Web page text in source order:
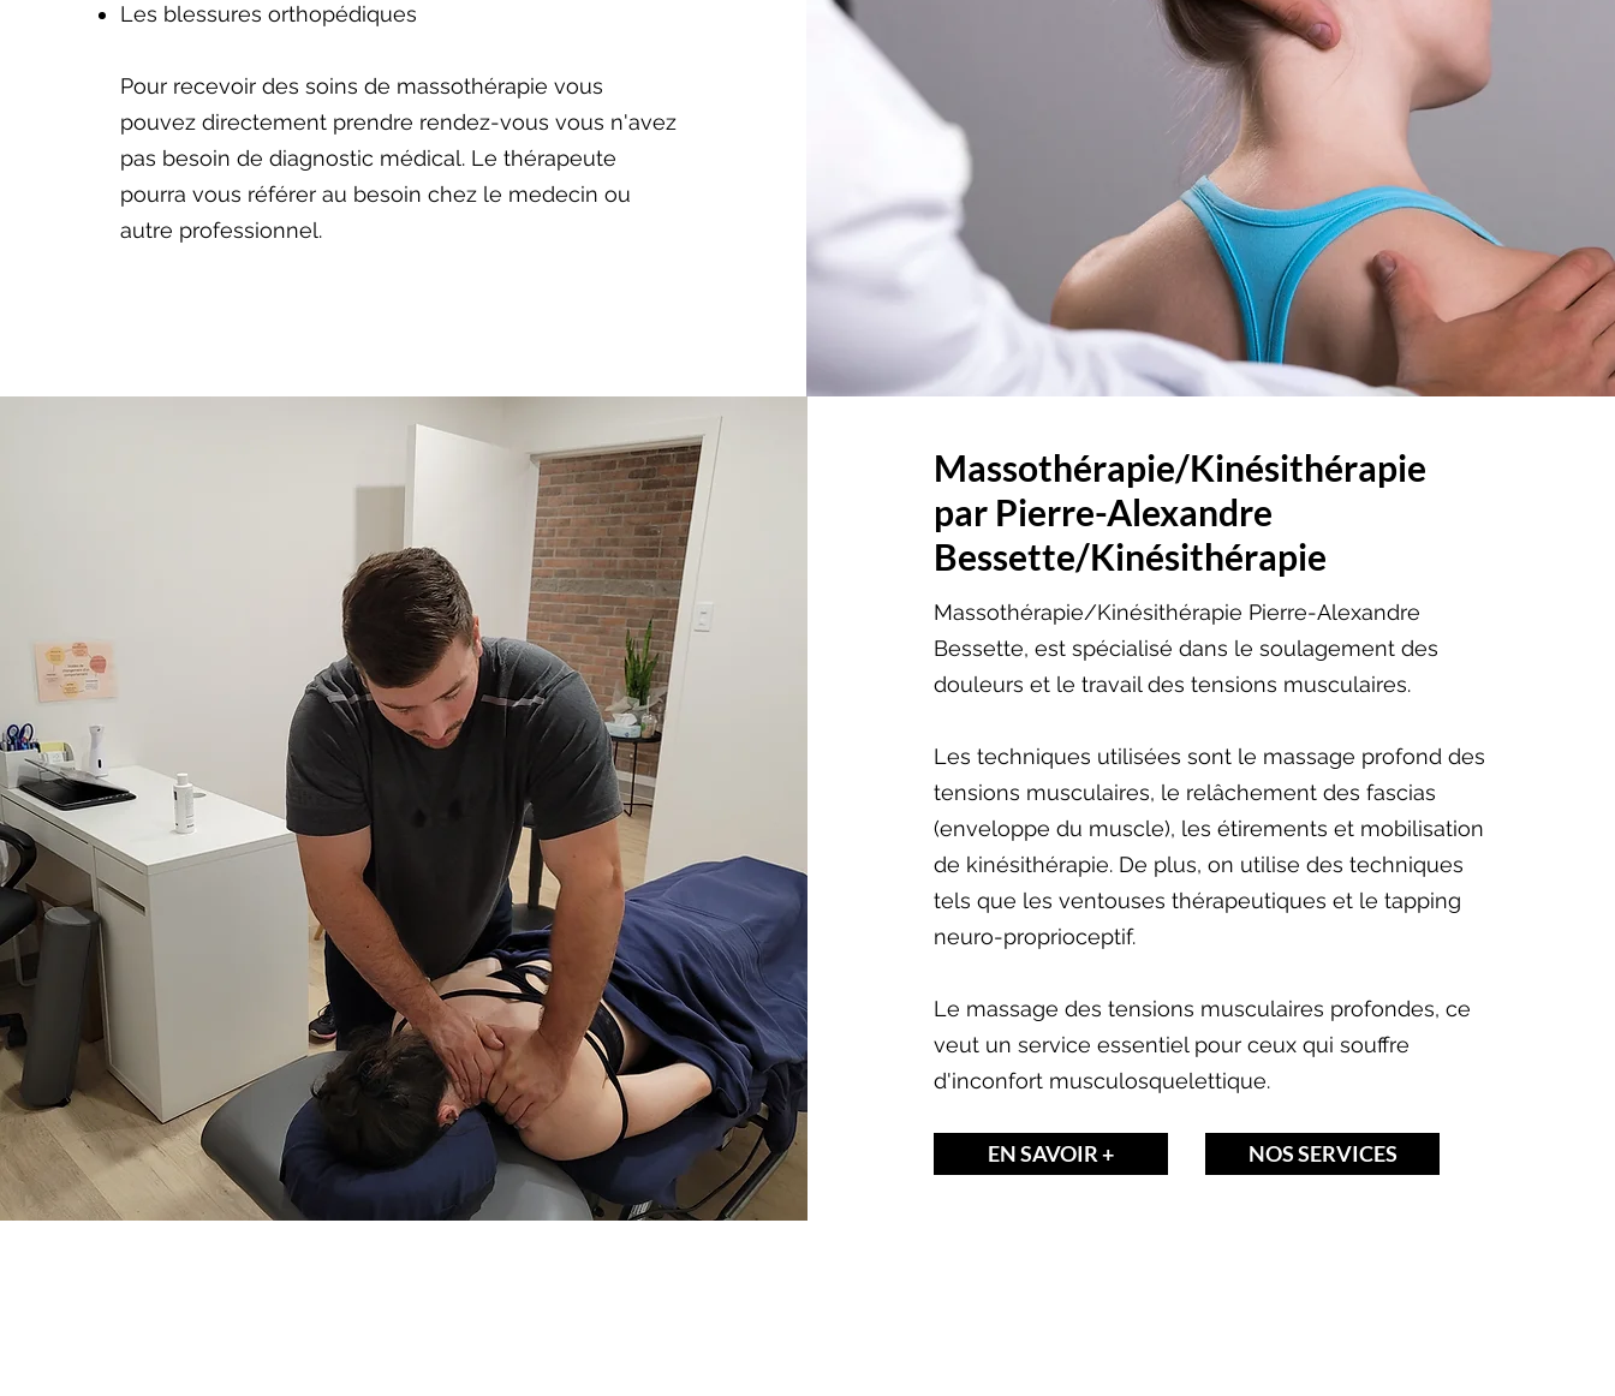
Les blessures orthopédiques
Pour recevoir des soins de massothérapie vous
pouvez directement prendre rendez-vous vous n'avez
pas besoin de diagnostic médical. Le thérapeute
pourra vous référer au besoin chez le medecin ou
autre professionnel.
Massothérapie/Kinésithérapie
par Pierre-Alexandre
Bessette/Kinésithérapie
Massothérapie/Kinésithérapie Pierre-Alexandre
Bessette, est spécialisé dans le soulagement des
douleurs et le travail des tensions musculaires.
Les techniques utilisées sont le massage profond des
tensions musculaires, le relâchement des fascias
(enveloppe du muscle), les étirements et mobilisation
de kinésithérapie. De plus, on utilise des techniques
tels que les ventouses thérapeutiques et le tapping
neuro-proprioceptif.
Le massage des tensions musculaires profondes, ce
veut un service essentiel pour ceux qui souffre
d'inconfort musculosquelettique.
EN SAVOIR + NOS SERVICES